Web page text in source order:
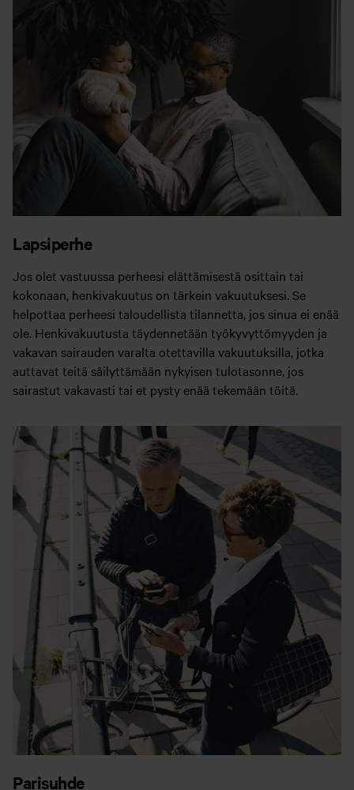
Lapsiperhe
Jos olet vastuussa perheesi elättämisestä osittain tai
kokonaan, henkivakuutus on tärkein vakuutuksesi. Se
helpottaa perheesi taloudellista tilannetta, jos sinua ei enää
ole. Henkivakuutusta täydennetään työkyvyttömyyden ja
vakavan sairauden varalta otettavilla vakuutuksilla, jotka
auttavat teitä säilyttämään nykyisen tulotasonne, jos
sairastut vakavasti tai et pysty enää tekemään töitä.
Parisuhde